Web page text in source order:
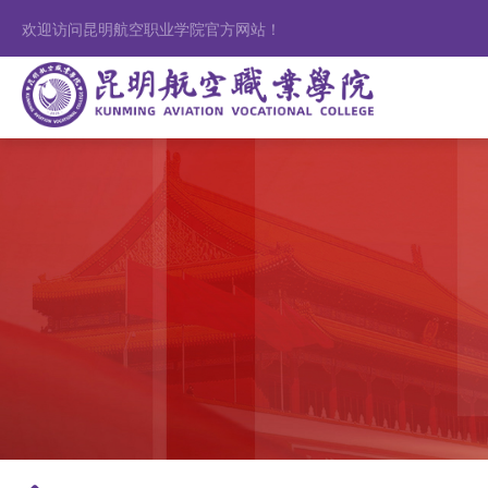
欢迎访问昆明航空职业学院官方网站！